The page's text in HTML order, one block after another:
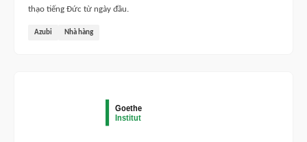
thạo tiếng Đức từ ngày đầu.
Azubi Nhà hàng